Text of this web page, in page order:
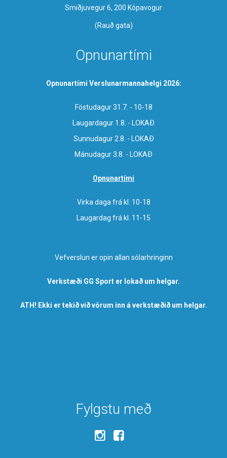
Smiðjuvegur 6, 200 Kópavogur
(Rauð gata)
Opnunartími
Opnunartími Verslunarmannahelgi 2026:
Föstudagur 31.7. - 10-18
Laugardagur 1.8. - LOKAÐ
Sunnudagur 2.8. - LOKAÐ
Mánudagur 3.8. - LOKAÐ
Opnunartími
Virka daga frá kl. 10-18
Laugardag frá kl. 11-15
Vefverslun er opin allan sólarhringinn
Verkstæði GG Sport er lokað um helgar.
ATH! Ekki er tekið við vörum inn á verkstæðið um helgar.
Fylgstu með